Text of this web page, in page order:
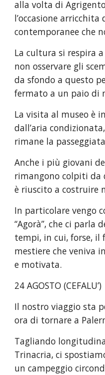
alla volta di
l’occasione arricchita
contemporanee che
La cultura si respira
non osservare gli
da sfondo a questo
fermato a un paio di
La visita al museo è
dall’aria
rimane la
Anche i più giovani
rimangono colpiti da
è riuscito a costruire
In particolare vengo
“Agorà”, che ci parla
tempi, in cui, forse, il
mestiere che veniva
e motivata.
24 AGOSTO (CEFALU’)
Il nostro viaggio sta
ora di tornare a
Tagliando
Trinacria, ci
un campeggio